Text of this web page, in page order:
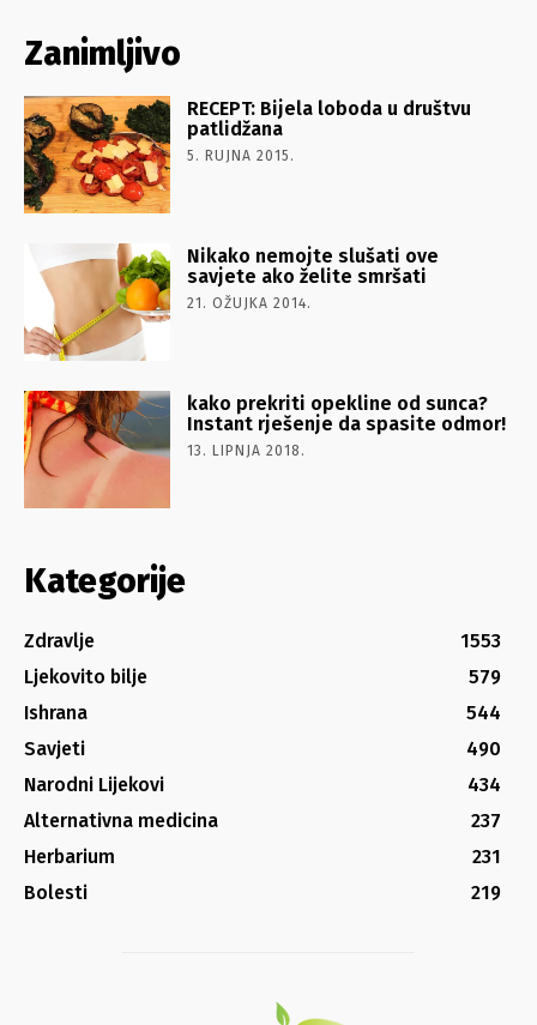
Zanimljivo
RECEPT: Bijela loboda u društvu
patlidžana
5. RUJNA 2015.
Nikako nemojte slušati ove
savjete ako želite smršati
21. OŽUJKA 2014.
kako prekriti opekline od sunca?
Instant rješenje da spasite odmor!
13. LIPNJA 2018.
Kategorije
Zdravlje
1553
Ljekovito bilje
579
Ishrana
544
Savjeti
490
Narodni Lijekovi
434
Alternativna medicina
237
Herbarium
231
Bolesti
219